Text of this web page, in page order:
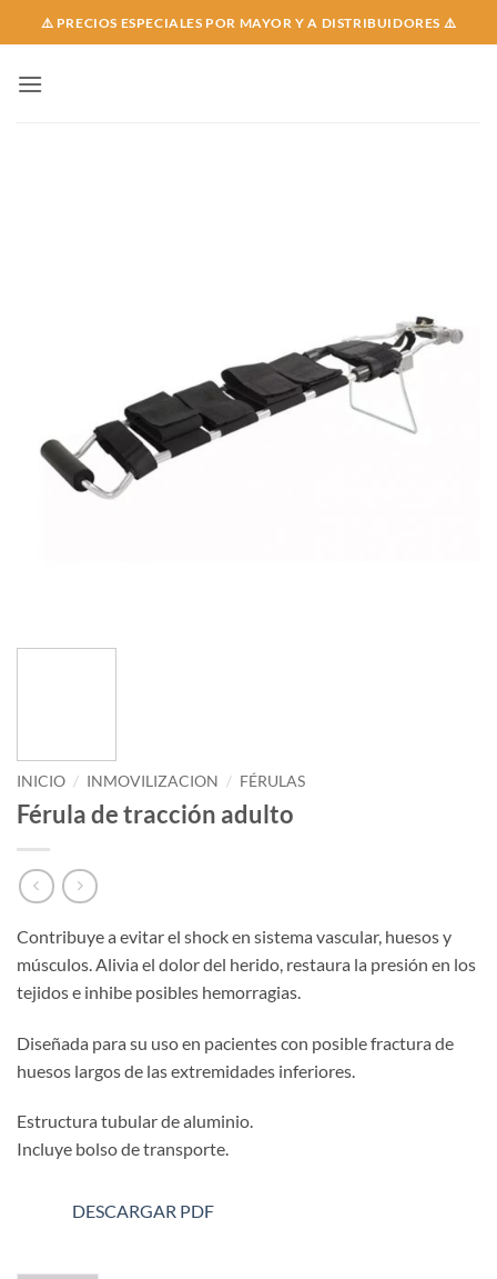
to
⚠️ PRECIOS ESPECIALES POR MAYOR Y A DISTRIBUIDORES ⚠️
INICIO / INMOVILIZACION / FÉRULAS
Férula de tracción adulto
Contribuye a evitar el shock en sistema vascular, huesos y
músculos. Alivia el dolor del herido, restaura la presión en los
tejidos e inhibe posibles hemorragias.
Diseñada para su uso en pacientes con posible fractura de
huesos largos de las extremidades inferiores.
Estructura tubular de aluminio.
Incluye bolso de transporte.
DESCARGAR PDF